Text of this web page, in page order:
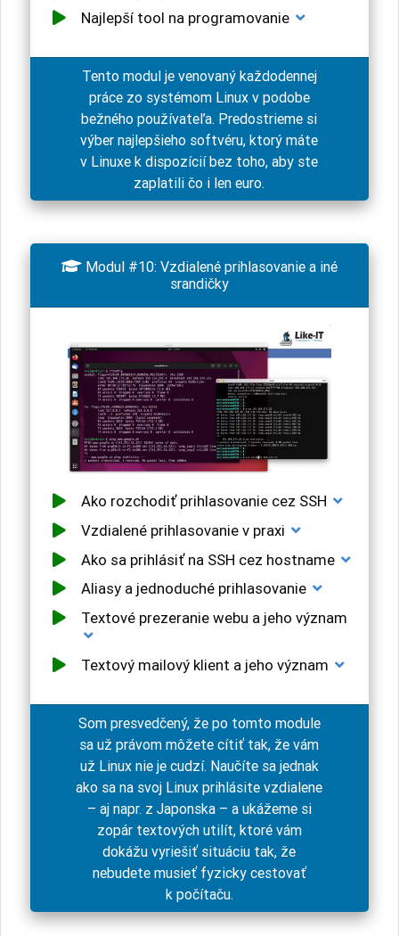
Najlepší tool na programovanie
Tento modul je venovaný každodennej
práce zo systémom Linux v podobe
bežného používateľa. Predostrieme si
výber najlepšieho softvéru, ktorý máte
v Linuxe k dispozícií bez toho, aby ste
zaplatili čo i len euro.
Modul #10: Vzdialené prihlasovanie a iné
srandičky
Ako rozchodiť prihlasovanie cez SSH
Vzdialené prihlasovanie v praxi
Ako sa prihlásiť na SSH cez hostname
Aliasy a jednoduché prihlasovanie
Textové prezeranie webu a jeho význam
Textový mailový klient a jeho význam
Som presvedčený, že po tomto module
sa už právom môžete cítiť tak, že vám
už Linux nie je cudzí. Naučíte sa jednak
ako sa na svoj Linux prihlásite vzdialene
– aj napr. z Japonska – a ukážeme si
zopár textových utilít, ktoré vám
dokážu vyriešiť situáciu tak, že
nebudete musieť fyzicky cestovať
k počítaču.